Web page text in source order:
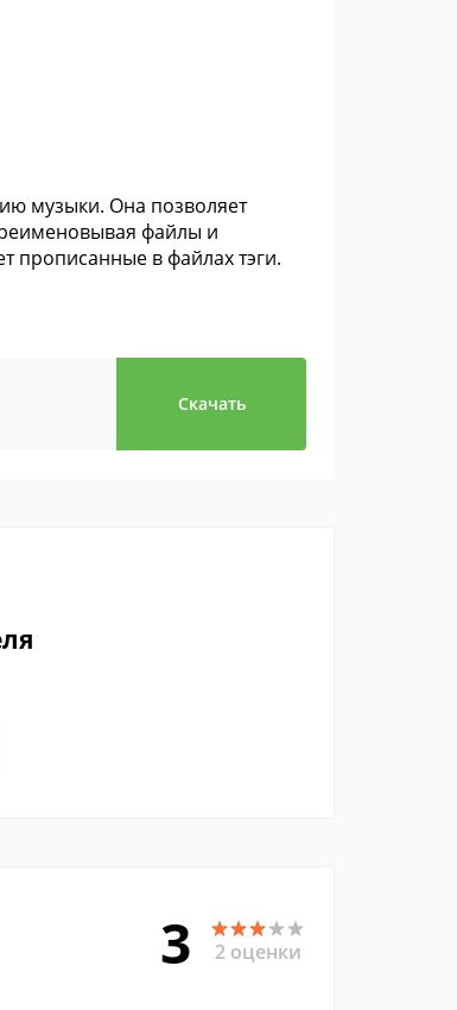
музыки. Она позволяет
файлы и
прописанные в файлах тэги.
Скачать
3 2 оценки